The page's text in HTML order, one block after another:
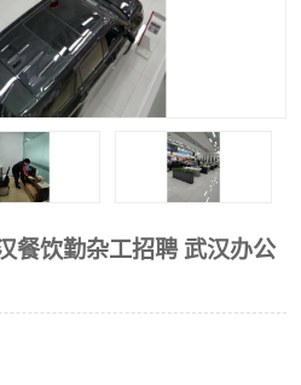
餐饮勤杂工招聘 武汉办公